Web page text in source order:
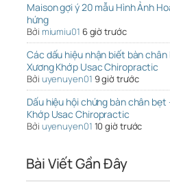
Maison gợi ý 20 mẫu Hình Ảnh
hứng
Bởi miumiu01 6 giờ trước
Các dấu hiệu nhận biết bàn chân
Xương Khớp Usac Chiropractic
Bởi uyenuyen01 9 giờ trước
Dấu hiệu hội chứng bàn chân bẹt
Khớp Usac Chiropractic
Bởi uyenuyen01 10 giờ trước
Bài Viết Gần Đây